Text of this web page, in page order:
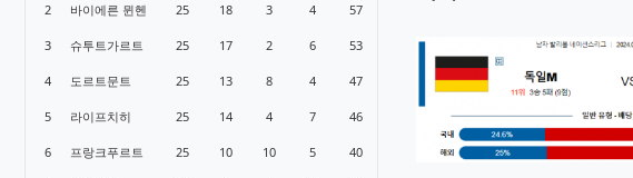
2 바이에른 뮌헨 25 18 3 4 57
3 슈투트가르트 25 17 2 6 53
4 도르트문트 25 13 8 4 47
5 라이프치히 25 14 4 7 46
6 프랑크푸르트 25 10 10 5 40